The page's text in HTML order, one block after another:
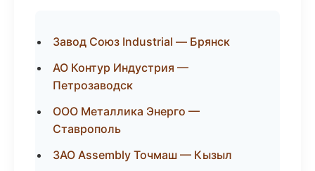
Завод Союз Industrial — Брянск
АО Контур Индустрия —
Петрозаводск
ООО Металлика Энерго —
Ставрополь
ЗАО Assembly Точмаш — Кызыл